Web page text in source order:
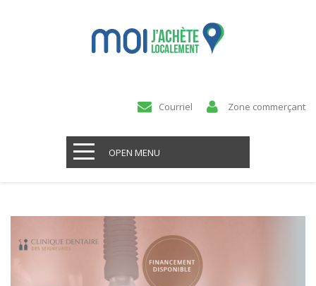
Courriel Zone commerçant
OPEN MENU